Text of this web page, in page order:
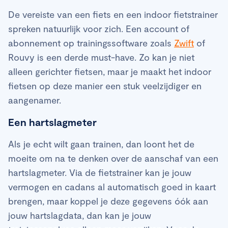
De vereiste van een fiets en een indoor fietstrainer
spreken natuurlijk voor zich. Een account of
abonnement op trainingssoftware zoals Zwift of
Rouvy is een derde must-have. Zo kan je niet
alleen gerichter fietsen, maar je maakt het indoor
fietsen op deze manier een stuk veelzijdiger en
aangenamer.
Een hartslagmeter
Als je echt wilt gaan trainen, dan loont het de
moeite om na te denken over de aanschaf van een
hartslagmeter. Via de fietstrainer kan je jouw
vermogen en cadans al automatisch goed in kaart
brengen, maar koppel je deze gegevens óók aan
jouw hartslagdata, dan kan je jouw